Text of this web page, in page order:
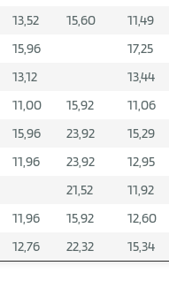
13,52 15,60 11,49
15,96
17,25
13,12 13,44
11,00 15,92 11,06
15,96 23,92 15,29
11,96 23,92 12,95
21,52 11,92
11,96 15,92 12,60
12,76 22,32 15,34